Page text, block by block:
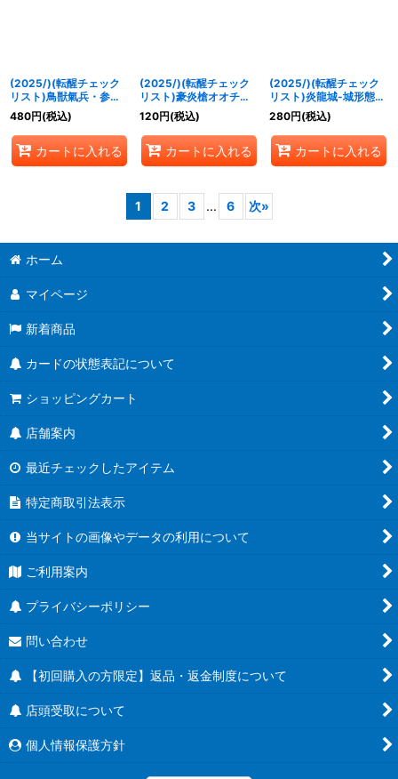
(2025/)(転醒チェック
リスト)鳥獣氣兵・参號
フクロック/氣兵墓場
【-】{BS73-
054a/BS73-054b}
《青》
480円(税込)
カートに入れる
(2025/)(転醒チェック
リスト)豪炎槍オオチド
リ/豪炎武者センヨク
【-】{BS73-
061a/BS73-061b}
《赤》
120円(税込)
カートに入れる
(2025/)(転醒チェック
リスト)炎龍城-城形態-/
炎龍城-龍形態-【-】
{BS73-063a/BS73-
063b}《赤》
280円(税込)
カートに入れる
1 2 3 ... 6 次»
ホーム
マイページ
新着商品
カードの状態表記について
ショッピングカート
店舗案内
最近チェックしたアイテム
特定商取引法表示
当サイトの画像やデータの利用について
ご利用案内
プライバシーポリシー
問い合わせ
【初回購入の方限定】返品・返金制度について
店頭受取について
個人情報保護方針